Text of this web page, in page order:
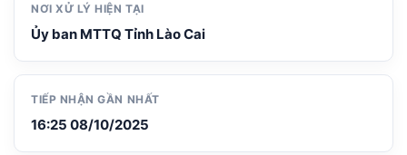
NƠI XỬ LÝ HIỆN TẠI
Ủy ban MTTQ Tỉnh Lào Cai
TIẾP NHẬN GẦN NHẤT
16:25 08/10/2025